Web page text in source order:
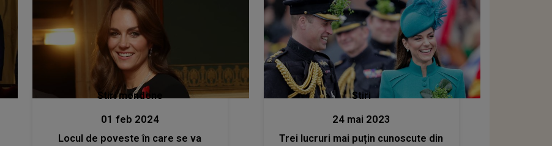
Stiri mondene
01 feb 2024
Locul de poveste în care se va
Stiri
24 mai 2023
Trei lucruri mai puțin cunoscute din